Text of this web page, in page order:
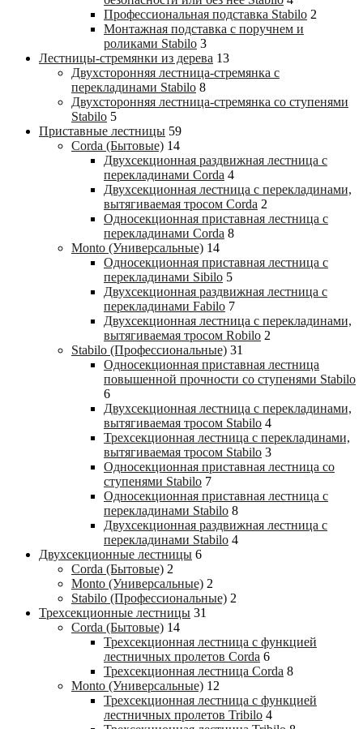
Профессиональная подставка Stabilo 2
Монтажная подставка с поручнем и
роликами Stabilo 3
Лестницы-стремянки из дерева 13
Двухсторонняя лестница-стремянка с
перекладинами Stabilo 8
Двухсторонняя лестница-стремянка со ступенями
Stabilo 5
Приставные лестницы 59
Corda (Бытовые) 14
Двухсекционная раздвижная лестница с
перекладинами Corda 4
Двухсекционная лестница с перекладинами,
вытягиваемая тросом Corda 2
Односекционная приставная лестница с
перекладинами Corda 8
Monto (Универсальные) 14
Односекционная приставная лестница с
перекладинами Sibilo 5
Двухсекционная раздвижная лестница с
перекладинами Fabilo 7
Двухсекционная лестница с перекладинами,
вытягиваемая тросом Robilo 2
Stabilo (Профессиональные) 31
Односекционная приставная лестница
повышенной прочности со ступенями Stabilo
6
Двухсекционная лестница с перекладинами,
вытягиваемая тросом Stabilo 4
Трехсекционная лестница с перекладинами,
вытягиваемая тросом Stabilo 3
Односекционная приставная лестница со
ступенями Stabilo 7
Односекционная приставная лестница с
перекладинами Stabilo 8
Двухсекционная раздвижная лестница с
перекладинами Stabilo 4
Двухсекционные лестницы 6
Corda (Бытовые) 2
Monto (Универсальные) 2
Stabilo (Профессиональные) 2
Трехсекционные лестницы 31
Corda (Бытовые) 14
Трехсекционная лестница с функцией
лестничных пролетов Corda 6
Трехсекционная лестница Corda 8
Monto (Универсальные) 12
Трехсекционная лестница с функцией
лестничных пролетов Tribilo 4